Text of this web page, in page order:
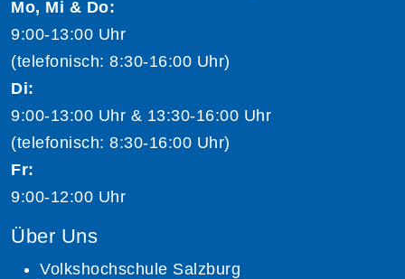
Mo, Mi & Do:
9:00-13:00 Uhr
(telefonisch: 8:30-16:00 Uhr)
Di:
9:00-13:00 Uhr & 13:30-16:00 Uhr
(telefonisch: 8:30-16:00 Uhr)
Fr:
9:00-12:00 Uhr
Über Uns
Volkshochschule Salzburg